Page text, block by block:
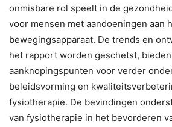
onmisbare rol speelt in de
voor mensen met aandoeningen aan
bewegingsapparaat. De trends en
het rapport worden geschetst,
aanknopingspunten voor verder
beleidsvorming en
fysiotherapie. De bevindingen
van fysiotherapie in het bevorderen